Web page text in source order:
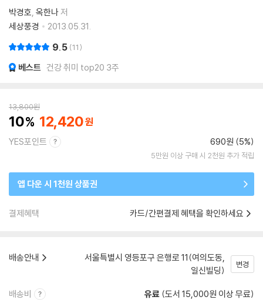
박경호 옥한나저
세상풍경
2013.05.31.
9.5 11
베스트 건강 취미 top20 3주
13,800원
10 12,420
YES포인트 690원 (5%)
5만원 이상 구매 시 2천원 추가 적립
앱 다운 시 1천원 상품권
결제혜택 카드/간편결제 혜택을 확인하세요
배송안내
서울특별시 영등포구 은행로 11(여의도동,
일신빌딩)
변경
배송비 유료 (도서 15,000원 이상 무료)